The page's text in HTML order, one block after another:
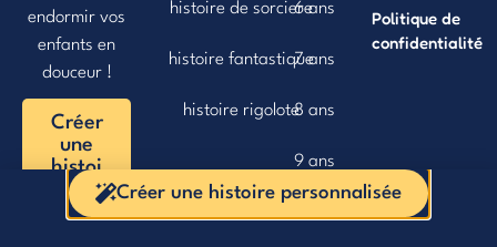
endormir vos
enfants en
douceur !
Créer
une
histoi
re
histoire de sorciere
histoire fantastique
histoire rigolote
6 ans
7 ans
8 ans
9 ans
10 ans
Politique de
confidentialité
Créer une histoire personnalisée